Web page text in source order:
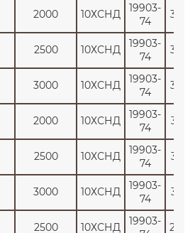
2000 10ХСНД
19903-
74
2500 10ХСНД
19903-
74
3000 10ХСНД
19903-
74
2000 10ХСНД
19903-
74
2500 10ХСНД
19903-
74
3000 10ХСНД
19903-
74
2500 10ХСНД
19903-